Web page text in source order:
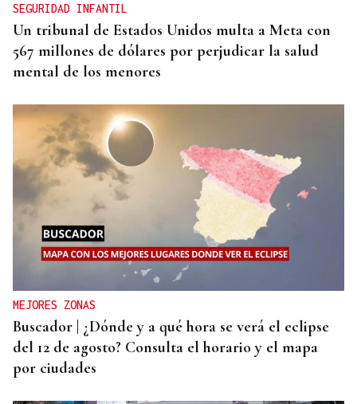
SEGURIDAD INFANTIL
Un tribunal de Estados Unidos multa a Meta con
567 millones de dólares por perjudicar la salud
mental de los menores
MEJORES ZONAS
Buscador | ¿Dónde y a qué hora se verá el eclipse
del 12 de agosto? Consulta el horario y el mapa
por ciudades